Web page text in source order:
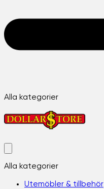
Alla kategorier
Alla kategorier
Utemöbler & tillbehör